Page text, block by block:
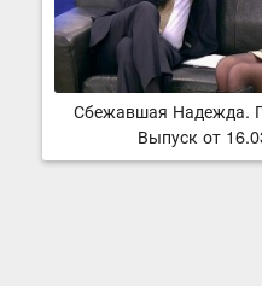
Сбежавшая Надежда.
Выпуск от